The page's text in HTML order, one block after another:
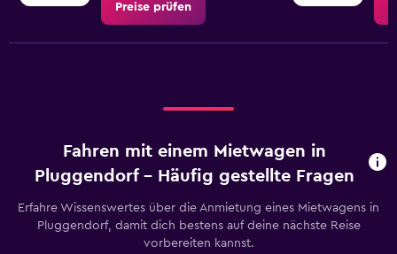
Preise prüfen
Fahren mit einem Mietwagen in
Pluggendorf – Häufig gestellte Fragen
Erfahre Wissenswertes über die Anmietung eines Mietwagens in
Pluggendorf, damit dich bestens auf deine nächste Reise
vorbereiten kannst.